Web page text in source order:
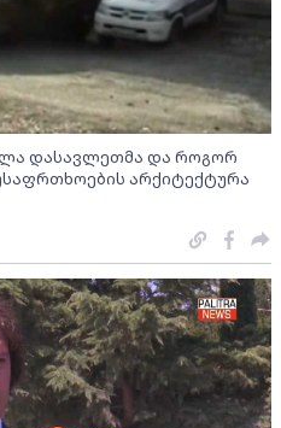
დასავლეთმა და როგორ
არქიტექტურა